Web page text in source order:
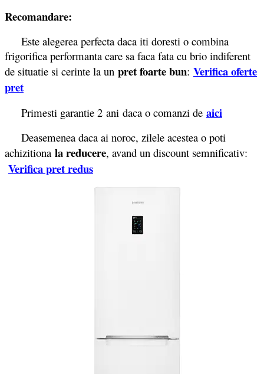
Recomandare:
Este alegerea perfecta daca iti doresti o combina
frigorifica performanta care sa faca fata cu brio indiferent
de situatie si cerinte la un pret foarte bun: Verifica oferte
pret
Primesti garantie 2 ani daca o comanzi de aici
Deasemenea daca ai noroc, zilele acestea o poti
achizitiona la reducere, avand un discount semnificativ:
Verifica pret redus